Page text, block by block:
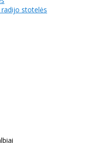
stotelės